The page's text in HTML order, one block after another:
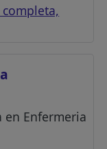
en Enfermeria